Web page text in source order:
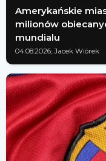
Amerykańskie
milionów
mundialu
04.08.2026; Jacek Wiórek